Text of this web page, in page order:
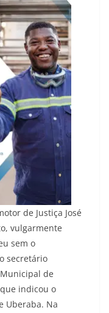
de Justiça José
vulgarmente
sem o
secretário
de
indicou o
Uberaba. Na